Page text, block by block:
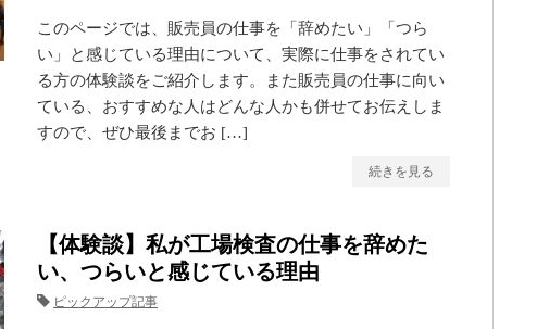
このページでは、販売員の仕事を「辞めたい」「つら
い」と感じている理由について、実際に仕事をされてい
る方の体験談をご紹介します。また販売員の仕事に向い
ている、おすすめな人はどんな人かも併せてお伝えしま
すので、ぜひ最後までお […]
続きを見る
【体験談】私が工場検査の仕事を辞めた
い、つらいと感じている理由
ピックアップ記事